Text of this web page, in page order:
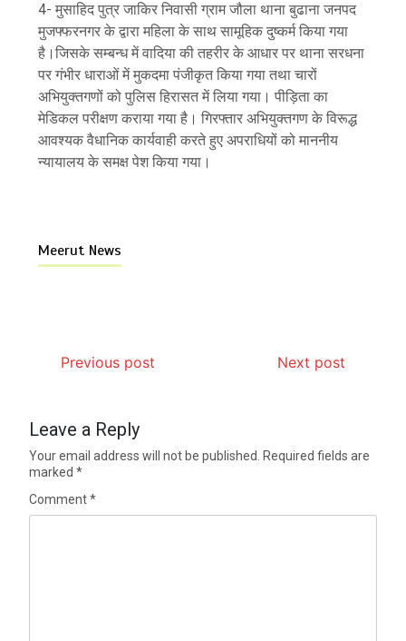
4- मुसाहिद पुत्र जाकिर निवासी ग्राम जौला थाना बुढाना जनपद
मुजफ्फरनगर के द्वारा महिला के साथ सामूहिक दुष्कर्म किया गया
है।जिसके सम्बन्ध में वादिया की तहरीर के आधार पर थाना सरधना
पर गंभीर धाराओं में मुकदमा पंजीकृत किया गया तथा चारों
अभियुक्तगणों को पुलिस हिरासत में लिया गया। पीड़िता का
मेडिकल परीक्षण कराया गया है। गिरफ्तार अभियुक्तगण के विरूद्ध
आवश्यक वैधानिक कार्यवाही करते हुए अपराधियों को माननीय
न्यायालय के समक्ष पेश किया गया।
Meerut News
Previous post Next post
Leave a Reply
Your email address will not be published.
Required fields are
marked*
Comment*